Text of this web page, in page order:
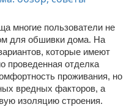
многие пользователи не
для обшивки дома. На
которые имеют
проведенная отделка
проживания, но
вредных факторов, а
изоляцию строения.